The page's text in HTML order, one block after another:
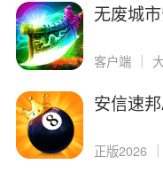
无废城
客户端
安信速
正版2026 ｜